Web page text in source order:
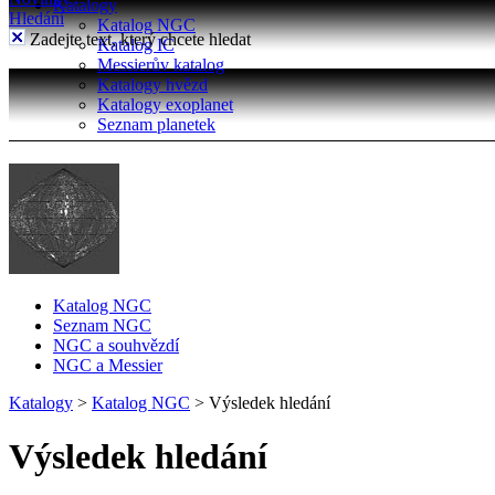
Katalogy
Katalog NGC
Katalog IC
Messierův katalog
Katalogy hvězd
Katalogy exoplanet
Seznam planetek
Hledání
Zadejte text, který chcete hledat
Katalog NGC
Seznam NGC
NGC a souhvězdí
NGC a Messier
Katalogy > Katalog NGC > Výsledek hledání
Výsledek hledání